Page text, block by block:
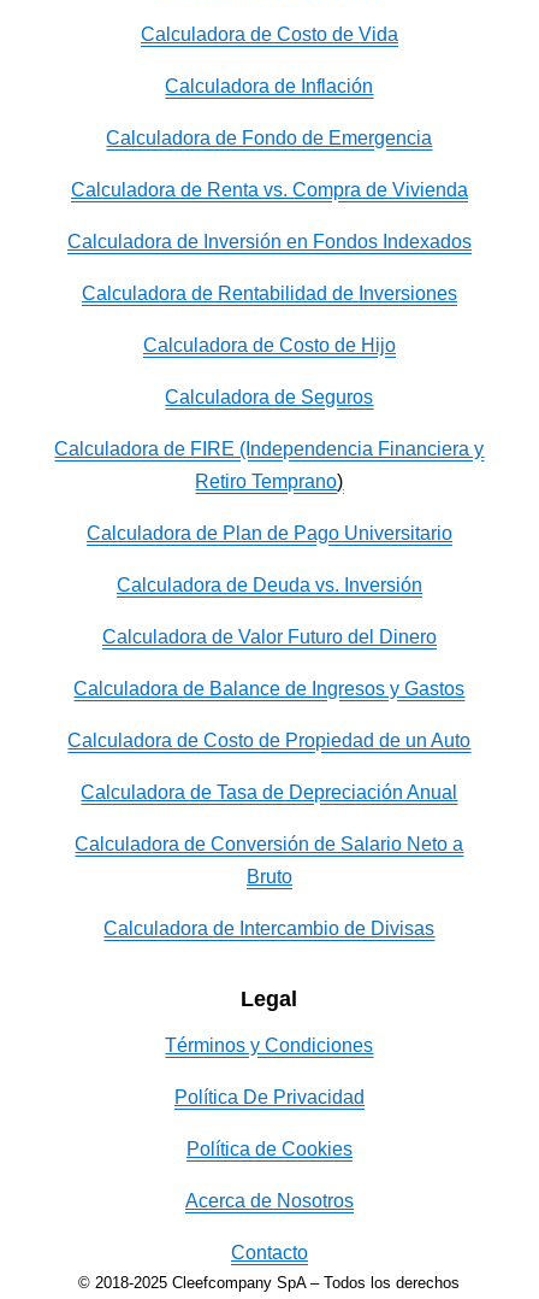
Calculadora de Costo de Vida
Calculadora de Inflación
Calculadora de Fondo de Emergencia
Calculadora de Renta vs. Compra de Vivienda
Calculadora de Inversión en Fondos Indexados
Calculadora de Rentabilidad de Inversiones
Calculadora de Costo de Hijo
Calculadora de Seguros
Calculadora de FIRE (Independencia Financiera y
Retiro Temprano)
Calculadora de Plan de Pago Universitario
Calculadora de Deuda vs. Inversión
Calculadora de Valor Futuro del Dinero
Calculadora de Balance de Ingresos y Gastos
Calculadora de Costo de Propiedad de un Auto
Calculadora de Tasa de Depreciación Anual
Calculadora de Conversión de Salario Neto a
Bruto
Calculadora de Intercambio de Divisas
Legal
Términos y Condiciones
Política De Privacidad
Política de Cookies
Acerca de Nosotros
Contacto
© 2018-2025 Cleefcompany SpA – Todos los derechos